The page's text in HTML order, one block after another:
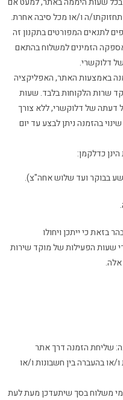
ה ו/או מכל סיבה אחרת.
לתנאים המפורטים בתקנון זה
הזמינים למשלוח בהתאם
דלוקשרי.
באמצעות האתר, האפליקציה
שרות הלקוחות בלבד. שעות
דעתה של דלוקשרי, ללא צורך
בהזמנה ניתן לבצע עד יום
כדלקמן:
בזאת כי ייתכן ויחולו
שעות הפעילות של מוקד שירות
אלה.
שליחת הזמנה דרך אתר
או בהעברה בין חשבונות ו/או
משלוח בסך שיתעדכן מעת לעת